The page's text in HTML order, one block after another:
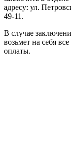
адресу: ул.
49-11.
В случае
возьмет на себя
оплаты.